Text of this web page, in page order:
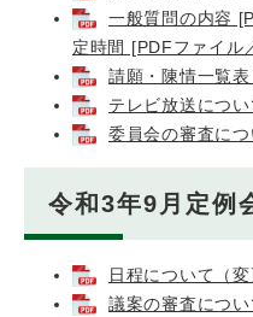
一般質問の内容
定時間 [PDFファイル
請願・陳情一覧
テレビ放送につ
委員会の審査に
令和3年9月定例
日程について（
議案の審査につ